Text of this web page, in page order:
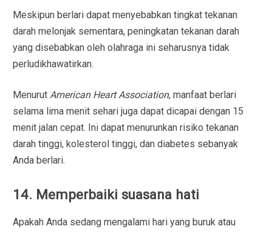
Meskipun berlari dapat menyebabkan tingkat tekanan
darah melonjak sementara, peningkatan tekanan darah
yang disebabkan oleh olahraga ini seharusnya tidak
perludikhawatirkan.
MenurutAmerican Heart Association, manfaat berlari
selama lima menit sehari juga dapat dicapai dengan 15
menit jalan cepat. Ini dapat menurunkan risiko tekanan
darah tinggi, kolesterol tinggi, dan diabetes sebanyak
Anda berlari.
14. Memperbaiki suasana hati
Apakah Anda sedang mengalami hari yang buruk atau